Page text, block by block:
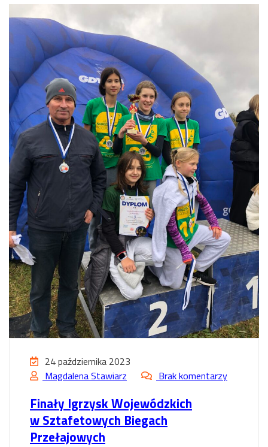
24 października 2023
Magdalena Stawiarz
Brak komentarzy
Finały Igrzysk Wojewódzkich
w Sztafetowych Biegach
Przełajowych